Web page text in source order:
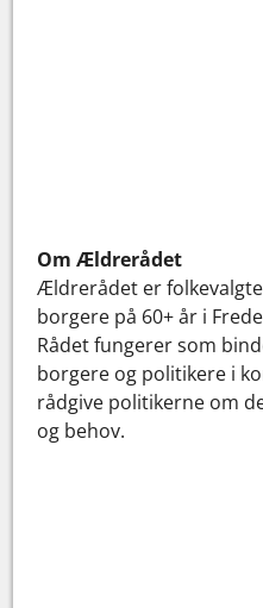
Om Ældrerådet
Ældrerådet er
borgere på 60+ år i
Rådet fungerer som
borgere og politikere i
rådgive politikerne om
og behov.